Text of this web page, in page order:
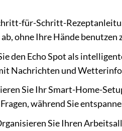
für-Schritt-
ohne Ihre Hände benutzen
den Echo Spot als
Nachrichten und
Sie Ihr Smart-Home-
während Sie
Sie Ihren